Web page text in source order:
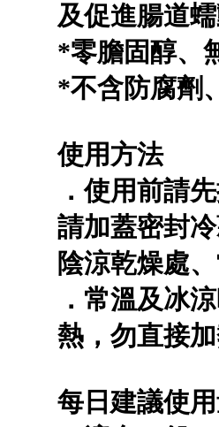
及促進腸道
*零膽固醇、
*不含防腐劑
使用方法
．使用前請
請加蓋密封
陰涼乾燥處
．常溫及冰
熱，勿直接
每日建議使